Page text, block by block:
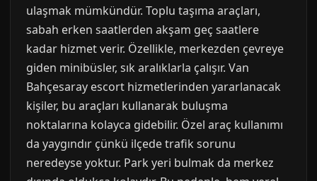
ulaşmak mümkündür. Toplu taşıma araçları,
sabah erken saatlerden akşam geç saatlere
kadar hizmet verir. Özellikle, merkezden çevreye
giden minibüsler, sık aralıklarla çalışır. Van
Bahçesaray escort hizmetlerinden yararlanacak
kişiler, bu araçları kullanarak buluşma
noktalarına kolayca gidebilir. Özel araç kullanımı
da yaygındır çünkü ilçede trafik sorunu
neredeyse yoktur. Park yeri bulmak da merkez